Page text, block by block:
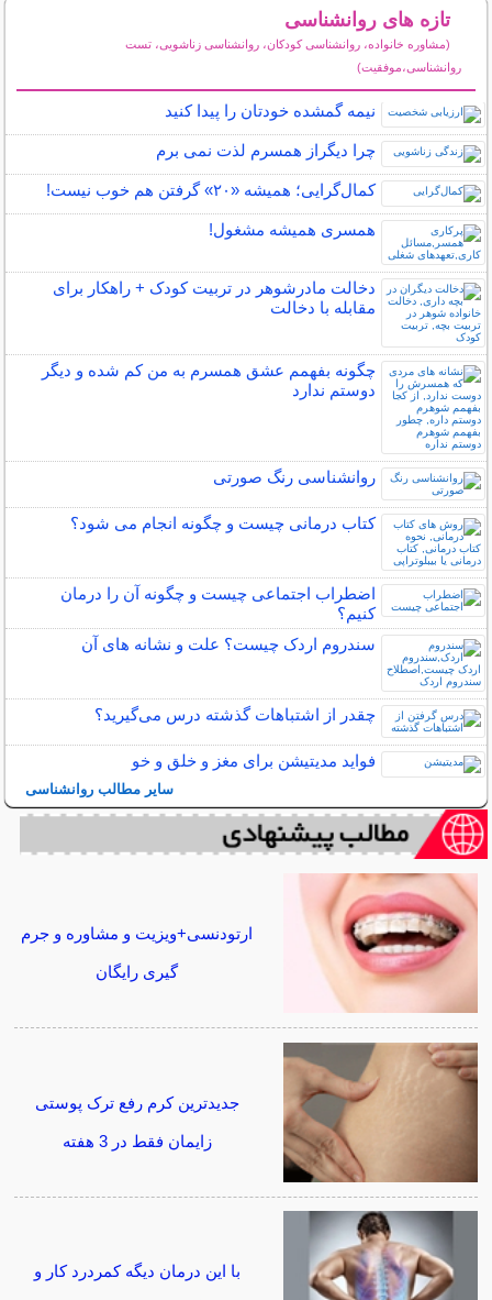
تازه های روانشناسی
(مشاوره خانواده، روانشناسی کودکان، روانشناسی زناشویی، تست
روانشناسی،موفقیت)
نیمه‌ گمشده خودتان را پیدا کنید
چرا دیگراز همسرم لذت نمی برم
کمال‌گرایی؛ همیشه «۲۰» گرفتن هم خوب نیست!
همسری همیشه مشغول!
دخالت مادرشوهر در تربیت کودک + راهکار برای
مقابله با دخالت
چگونه بفهمم عشق همسرم به من کم شده و دیگر
دوستم ندارد
روانشناسی رنگ صورتی
کتاب درمانی چیست و چگونه انجام می شود؟
اضطراب اجتماعی چیست و چگونه آن را درمان
کنیم؟
سندروم اردک چیست؟ علت و نشانه های آن
چقدر از اشتباهات گذشته درس می‌گیرید؟
فواید مدیتیشن برای مغز و خلق و خو
سایر مطالب روانشناسی
ارتودنسی+ویزیت و مشاوره و جرم
گیری رایگان
جدیدترین کرم رفع ترک پوستی
زایمان فقط در 3 هفته
با این درمان دیگه کمردرد کار و